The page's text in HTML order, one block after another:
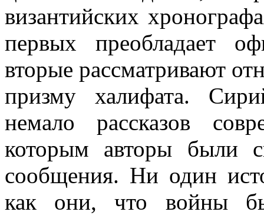
византийских
первых преобладает
вторые рассматривают
призму халифата.
немало рассказов
которым авторы были
сообщения. Ни один
как они, что войны